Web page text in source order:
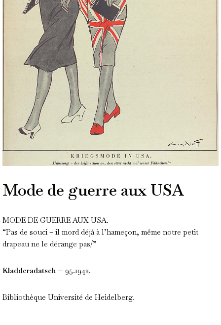
Mode de guerre aux USA
MODE DE GUERRE AUX USA.
“Pas de souci – il mord déjà à l’hameçon, même notre petit
drapeau ne le dérange pas/”
Kladderadatsch — 95.1942.
Bibliothèque Université de Heidelberg.